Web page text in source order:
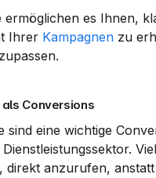
ermöglichen es Ihnen,
Ihrer Kampagnen zu
Conversions
sind eine wichtige
direkt anzurufen,